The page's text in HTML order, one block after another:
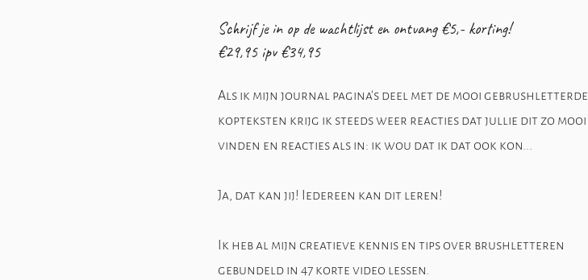
Schrijf je in op de wachtlijst en ontvang €5,- korting!
€29,95 ipv €34,95
Als ik mijn journal pagina's deel met de mooi gebrushletterde
kopteksten krijg ik steeds weer reacties dat jullie dit zo mooi
vinden en reacties als in: ik wou dat ik dat ook kon...
Ja, dat kan jij! Iedereen kan dit leren!
Ik heb al mijn creatieve kennis en tips over brushletteren
gebundeld in 47 korte video lessen.